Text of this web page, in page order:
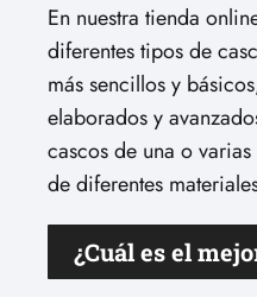
En nuestra tienda
diferentes tipos de
más sencillos y
elaborados y
cascos de una o
de diferentes
¿Cuál es el